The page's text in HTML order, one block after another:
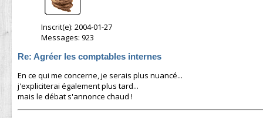
Inscrit(e): 2004-01-27
Messages: 923
Re: Agréer les comptables internes
En ce qui me concerne, je serais plus nuancé...
j'expliciterai également plus tard...
mais le débat s'annonce chaud !